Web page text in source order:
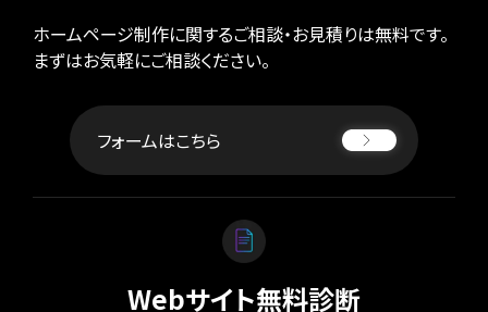
ホームページ制作に関するご相談・お見積りは無料です。
まずはお気軽にご相談ください。
フォームはこちら
Webサイト無料診断